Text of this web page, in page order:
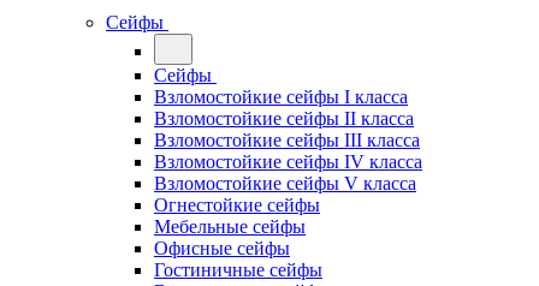
Сейфы
Сейфы
Взломостойкие сейфы I класса
Взломостойкие сейфы II класса
Взломостойкие сейфы III класса
Взломостойкие сейфы IV класса
Взломостойкие сейфы V класса
Огнестойкие сейфы
Мебельные сейфы
Офисные сейфы
Гостиничные сейфы